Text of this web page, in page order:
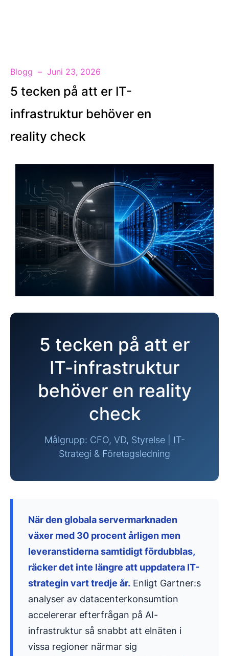
Blogg Juni 23, 2026
5 tecken på att er IT-
infrastruktur behöver en
reality check
5 tecken på att er
IT-infrastruktur
behöver en reality
check
Målgrupp: CFO, VD, Styrelse | IT-
Strategi & Företagsledning
När den globala servermarknaden
växer med 30 procent årligen men
leveranstiderna samtidigt fördubblas,
räcker det inte längre att uppdatera IT-
strategin vart tredje år. Enligt Gartner:s
analyser av datacenterkonsumtion
accelererar efterfrågan på AI-
infrastruktur så snabbt att elnäten i
vissa regioner närmar sig